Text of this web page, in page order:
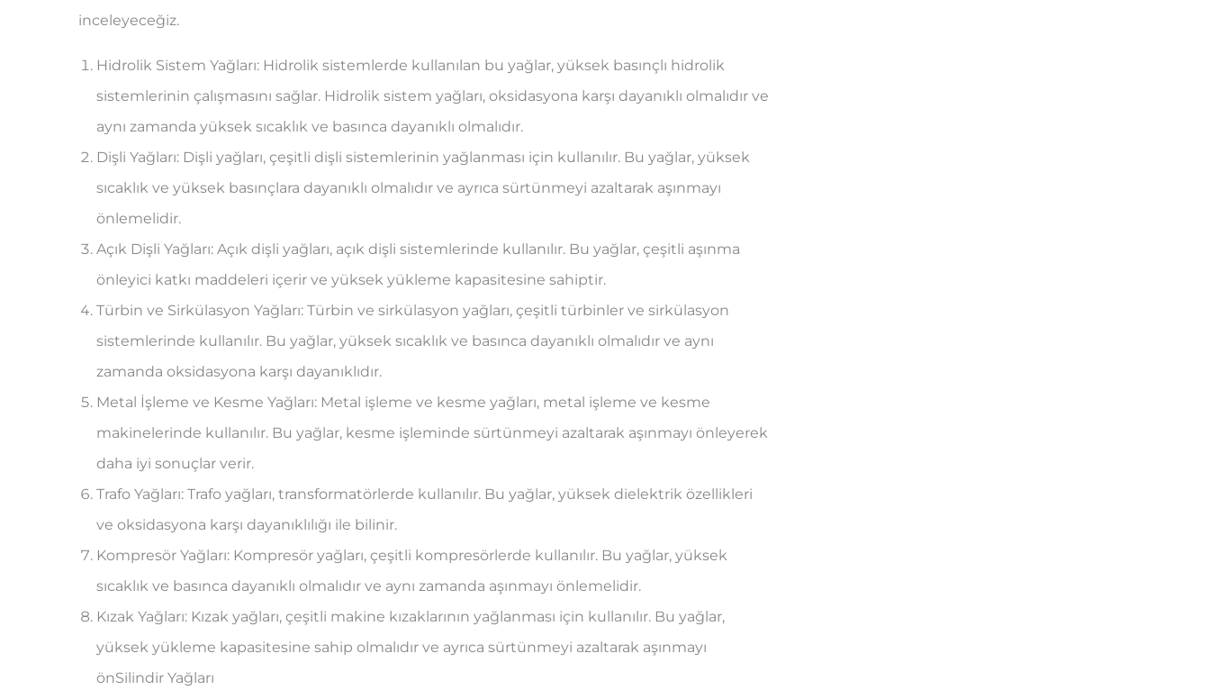
inceleyeceğiz.
Hidrolik Sistem Yağları: Hidrolik sistemlerde kullanılan bu yağlar, yüksek basınçlı hidrolik
sistemlerinin çalışmasını sağlar. Hidrolik sistem yağları, oksidasyona karşı dayanıklı olmalıdır ve
aynı zamanda yüksek sıcaklık ve basınca dayanıklı olmalıdır.
Dişli Yağları: Dişli yağları, çeşitli dişli sistemlerinin yağlanması için kullanılır. Bu yağlar, yüksek
sıcaklık ve yüksek basınçlara dayanıklı olmalıdır ve ayrıca sürtünmeyi azaltarak aşınmayı
önlemelidir.
Açık Dişli Yağları: Açık dişli yağları, açık dişli sistemlerinde kullanılır. Bu yağlar, çeşitli aşınma
önleyici katkı maddeleri içerir ve yüksek yükleme kapasitesine sahiptir.
Türbin ve Sirkülasyon Yağları: Türbin ve sirkülasyon yağları, çeşitli türbinler ve sirkülasyon
sistemlerinde kullanılır. Bu yağlar, yüksek sıcaklık ve basınca dayanıklı olmalıdır ve aynı
zamanda oksidasyona karşı dayanıklıdır.
Metal İşleme ve Kesme Yağları: Metal işleme ve kesme yağları, metal işleme ve kesme
makinelerinde kullanılır. Bu yağlar, kesme işleminde sürtünmeyi azaltarak aşınmayı önleyerek
daha iyi sonuçlar verir.
Trafo Yağları: Trafo yağları, transformatörlerde kullanılır. Bu yağlar, yüksek dielektrik özellikleri
ve oksidasyona karşı dayanıklılığı ile bilinir.
Kompresör Yağları: Kompresör yağları, çeşitli kompresörlerde kullanılır. Bu yağlar, yüksek
sıcaklık ve basınca dayanıklı olmalıdır ve aynı zamanda aşınmayı önlemelidir.
Kızak Yağları: Kızak yağları, çeşitli makine kızaklarının yağlanması için kullanılır. Bu yağlar,
yüksek yükleme kapasitesine sahip olmalıdır ve ayrıca sürtünmeyi azaltarak aşınmayı
önSilindir Yağları